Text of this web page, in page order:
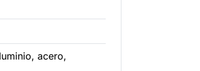
acero,